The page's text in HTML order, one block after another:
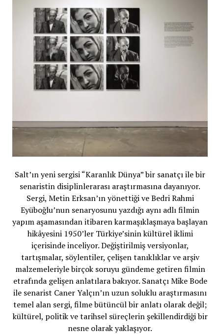
Salt’ın yeni sergisi “Karanlık Dünya” bir sanatçı ile bir
senaristin disiplinlerarası araştırmasına dayanıyor.
Sergi, Metin Erksan’ın yönettiği ve Bedri Rahmi
Eyüboğlu’nun senaryosunu yazdığı aynı adlı filmin
yapım aşamasından itibaren karmaşıklaşmaya başlayan
hikâyesini 1950’ler Türkiye’sinin kültürel iklimi
içerisinde inceliyor. Değiştirilmiş versiyonlar,
tartışmalar, söylentiler, çelişen tanıklıklar ve arşiv
malzemeleriyle birçok soruyu gündeme getiren filmin
etrafında gelişen anlatılara bakıyor. Sanatçı Mike Bode
ile senarist Caner Yalçın’ın uzun soluklu araştırmasını
temel alan sergi, filme bütüncül bir anlatı olarak değil;
kültürel, politik ve tarihsel süreçlerin şekillendirdiği bir
nesne olarak yaklaşıyor.